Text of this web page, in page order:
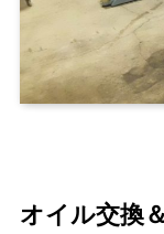
オイル交換